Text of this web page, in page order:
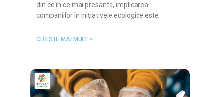
din ce în ce mai presante, implicarea
companiilor în inițiativele ecologice este
CITESTE MAI MULT >